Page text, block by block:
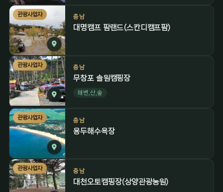
관광사업자 충남
대명캠프 팜랜드(스칸디캠프팜)
관광사업자 충남
무창포 솔원캠핑장
해변,산,숲
관광사업자 충남
용두해수욕장
관광사업자 충남
대천오토캠핑장(상양관광농원)